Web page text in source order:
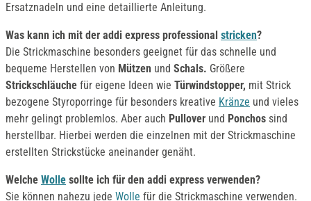
Ersatznadeln und eine detaillierte Anleitung.
Was kann ich mit der addi express professional stricken?
Die Strickmaschine besonders geeignet für das schnelle und
bequeme Herstellen von Mützen und Schals. Größere
Strickschläuche für eigene Ideen wie Türwindstopper, mit Strick
bezogene Styroporringe für besonders kreative Kränze und vieles
mehr gelingt problemlos. Aber auch Pullover und Ponchos sind
herstellbar. Hierbei werden die einzelnen mit der Strickmaschine
erstellten Strickstücke aneinander genäht.
Welche Wolle sollte ich für den addi express verwenden?
Sie können nahezu jede Wolle für die Strickmaschine verwenden.